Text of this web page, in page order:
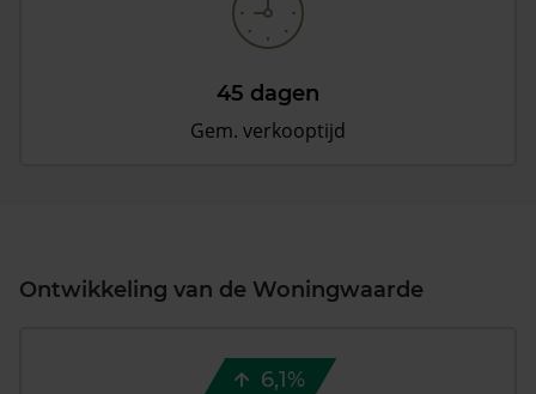
45 dagen
Gem. verkooptijd
Ontwikkeling van de Woningwaarde
6,1%